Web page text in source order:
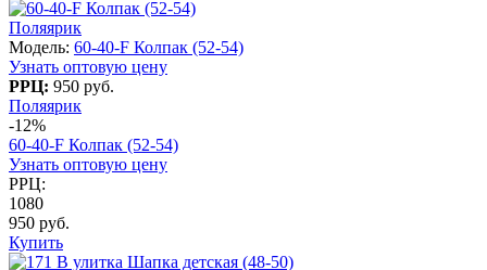
Поляярик
Модель: 60-40-F Колпак (52-54)
Узнать оптовую цену
РРЦ: 950 руб.
Поляярик
-12%
60-40-F Колпак (52-54)
Узнать оптовую цену
РРЦ:
1080
950 руб.
Купить